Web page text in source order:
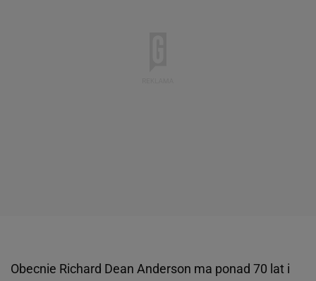
Obecnie Richard Dean Anderson ma ponad 70 lat i